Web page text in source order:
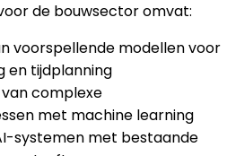
de bouwsector omvat:
voorspellende modellen voor
en tijdplanning
complexe
met machine learning
systemen met bestaande